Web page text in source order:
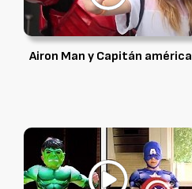
Airon Man y Capitán américa